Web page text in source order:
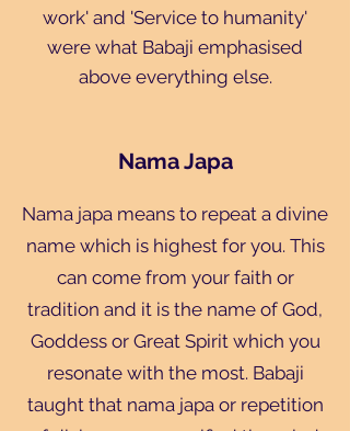
work' and 'Service to humanity'
were what Babaji emphasised
above everything else.
Nama Japa
Nama japa means to repeat a divine
name which is highest for you. This
can come from your faith or
tradition and it is the name of God,
Goddess or Great Spirit which you
resonate with the most. Babaji
taught that nama japa or repetition